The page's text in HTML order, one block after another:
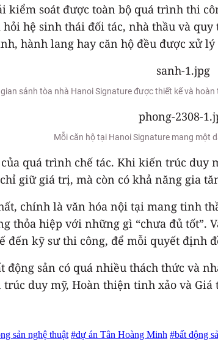
kiểm soát được toàn bộ quá trình thi
hệ sinh thái đối tác, nhà thầu và
hành lang hay căn hộ đều được xử
sảnh tòa nhà Hanoi Signature được thiết kế và
Mỗi căn hộ tại Hanoi Signature mang một
quá trình chế tác. Khi kiến trúc duy
giữ giá trị, mà còn có khả năng gia
chính là văn hóa nội tại mang tinh
thỏa hiệp với những gì “chưa đủ tốt”.
kỹ sư thi công, để mỗi quyết định
động sản có quá nhiều thách thức và
trúc duy mỹ, Hoàn thiện tinh xảo và
sản nghệ thuật #dự án Tân Hoàng Minh #bất động